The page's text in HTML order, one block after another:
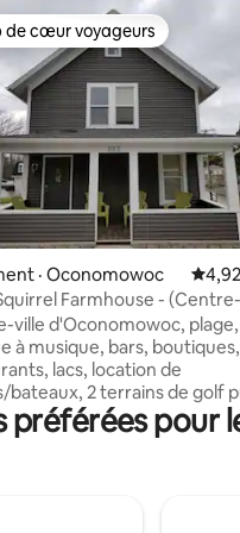
sur 5, 816 commentaires
de cœur voyageurs
de cœur voyageurs
· Oconomowoc Note
Farmhouse -
ville d'Oconomowoc, plage,
à musique, bars, boutiques,
lacs, location de
bateaux, 2 terrains de golf
et 3 autres à moins de 10
31 parcs dont l'aire de
pour